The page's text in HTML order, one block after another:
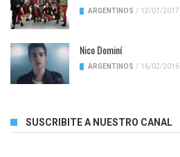
ARGENTINOS / 12/01/2017
Nico Dominí
ARGENTINOS / 16/02/2016
SUSCRIBITE A NUESTRO CANAL